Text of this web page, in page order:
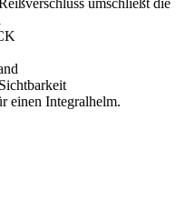
einen Integralhelm.